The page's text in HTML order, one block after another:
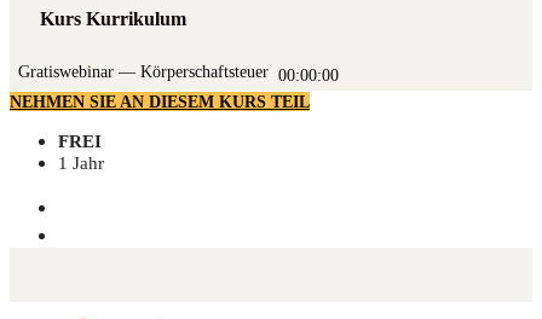
Kurs Kurrikulum
Gra­tis­web­i­nar — Körperschaftsteuer 00:00:00
NEHMEN SIE AN DIESEM KURS TEIL
FREI
1 Jahr